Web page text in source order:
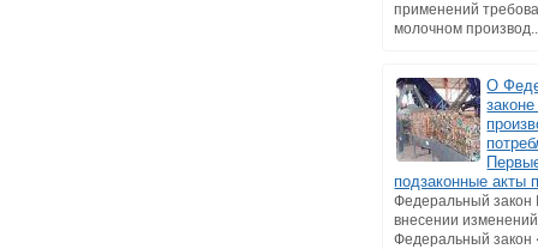
применений
молочном
О
подзаконные акты
Федеральный
внесении
Федеральный